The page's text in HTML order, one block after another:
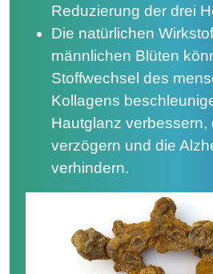
Reduzierung der drei
Die natürlichen
männlichen Blüten
Stoffwechsel des
Kollagens
Hautglanz verbessern,
verzögern und die
verhindern.